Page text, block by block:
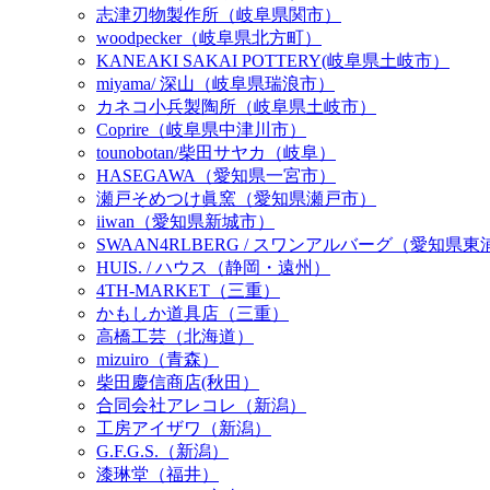
志津刃物製作所（岐阜県関市）
woodpecker（岐阜県北方町）
KANEAKI SAKAI POTTERY(岐阜県土岐市）
miyama/ 深山（岐阜県瑞浪市）
カネコ小兵製陶所（岐阜県土岐市）
Coprire（岐阜県中津川市）
tounobotan/柴田サヤカ（岐阜）
HASEGAWA（愛知県一宮市）
瀬戸そめつけ眞窯（愛知県瀬戸市）
iiwan（愛知県新城市）
SWAAN4RLBERG / スワンアルバーグ（愛知県東
HUIS. / ハウス（静岡・遠州）
4TH-MARKET（三重）
かもしか道具店（三重）
高橋工芸（北海道）
mizuiro（青森）
柴田慶信商店(秋田）
合同会社アレコレ（新潟）
工房アイザワ（新潟）
G.F.G.S.（新潟）
漆琳堂（福井）